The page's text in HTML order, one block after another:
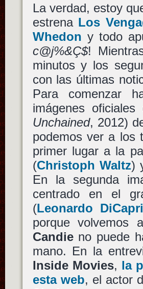
La verdad, estoy
estrena Los
Whedon y todo
c@j%&Ç$!
minutos y los
con las últimas
Para comenzar
imágenes oficiales
Unchained, 2012)
podemos ver a los
primer lugar a la
(Christoph Waltz)
En la segunda
centrado en el
(Leonardo
porque volvemos
Candieno puede
mano. En la
Inside Movies, la
esta web, el actor